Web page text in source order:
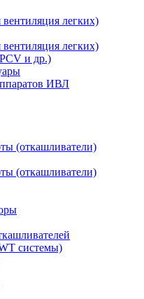
легких)
легких)
и др.)
ИВЛ
(откашливатели)
(откашливатели)
системы)